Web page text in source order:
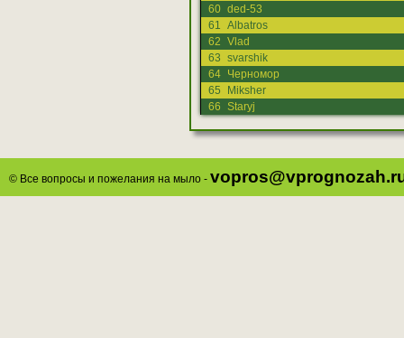
60 ded-53
61 Albatros
62 Vlad
63 svarshik
64 Черномор
65
Miksher
66 Staryj
© Все вопросы и пожелания на мыло -